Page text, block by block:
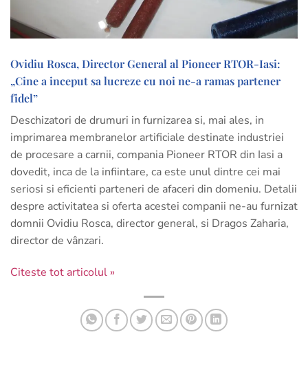
Ovidiu Rosca, Director General al Pioneer RTOR-Iasi:
„Cine a inceput sa lucreze cu noi ne-a ramas partener
fidel”
Deschizatori de drumuri in furnizarea si, mai ales, in
imprimarea membranelor artificiale destinate industriei
de procesare a carnii, compania Pioneer RTOR din Iasi a
dovedit, inca de la infiintare, ca este unul dintre cei mai
seriosi si eficienti parteneri de afaceri din domeniu. Detalii
despre activitatea si oferta acestei companii ne-au furnizat
domnii Ovidiu Rosca, director general, si Dragos Zaharia,
director de vânzari.
Citeste tot articolul »